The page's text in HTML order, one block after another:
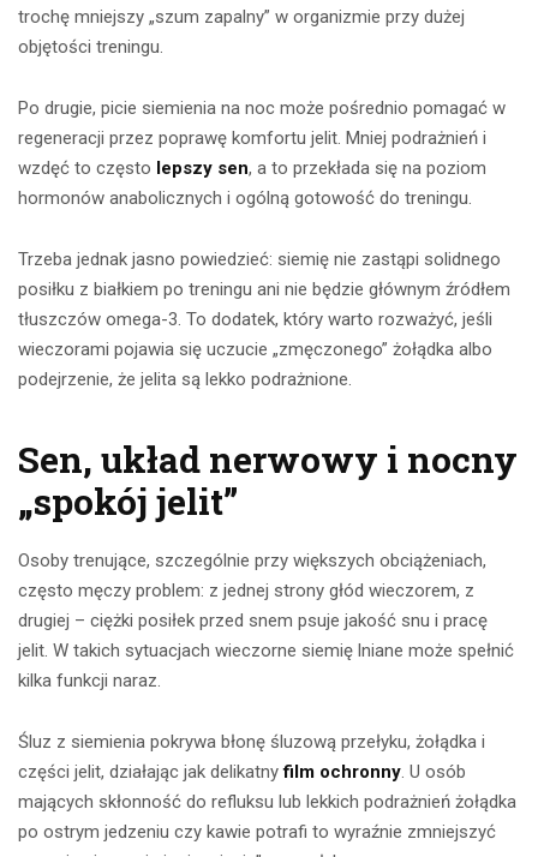
trochę mniejszy „szum zapalny” w organizmie przy dużej
objętości treningu.
Po drugie, picie siemienia na noc może pośrednio pomagać w
regeneracji przez poprawę komfortu jelit. Mniej podrażnień i
wzdęć to często lepszy sen, a to przekłada się na poziom
hormonów anabolicznych i ogólną gotowość do treningu.
Trzeba jednak jasno powiedzieć: siemię nie zastąpi solidnego
posiłku z białkiem po treningu ani nie będzie głównym źródłem
tłuszczów omega-3. To dodatek, który warto rozważyć, jeśli
wieczorami pojawia się uczucie „zmęczonego” żołądka albo
podejrzenie, że jelita są lekko podrażnione.
Sen, układ nerwowy i nocny
„spokój jelit”
Osoby trenujące, szczególnie przy większych obciążeniach,
często męczy problem: z jednej strony głód wieczorem, z
drugiej – ciężki posiłek przed snem psuje jakość snu i pracę
jelit. W takich sytuacjach wieczorne siemię lniane może spełnić
kilka funkcji naraz.
Śluz z siemienia pokrywa błonę śluzową przełyku, żołądka i
części jelit, działając jak delikatnyfilm ochronny. U osób
mających skłonność do refluksu lub lekkich podrażnień żołądka
po ostrym jedzeniu czy kawie potrafi to wyraźnie zmniejszyć